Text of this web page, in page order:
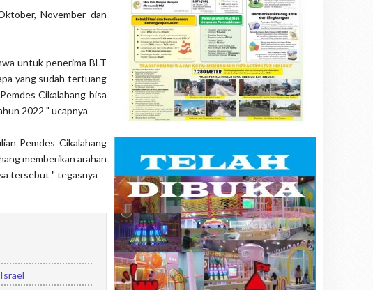
November dan
untuk penerima BLT
yang sudah tertuang
Cikalahang bisa
2022 " ucapnya
Pemdes Cikalahang
memberikan arahan
tersebut " tegasnya